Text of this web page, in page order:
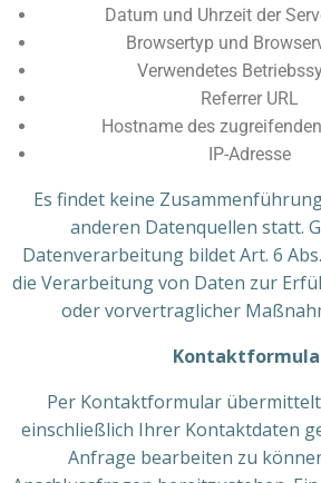
Datum und Uhrzeit der
Browsertyp und
Verwendetes
Referrer URL
Hostname des
IP-Adresse
Es findet keine
anderen Datenquellen statt.
Datenverarbeitung bildet Art. 6
die Verarbeitung von Daten zur
oder vorvertraglicher
Per Kontaktformular
einschließlich Ihrer Kontaktdaten
Anfrage bearbeiten zu